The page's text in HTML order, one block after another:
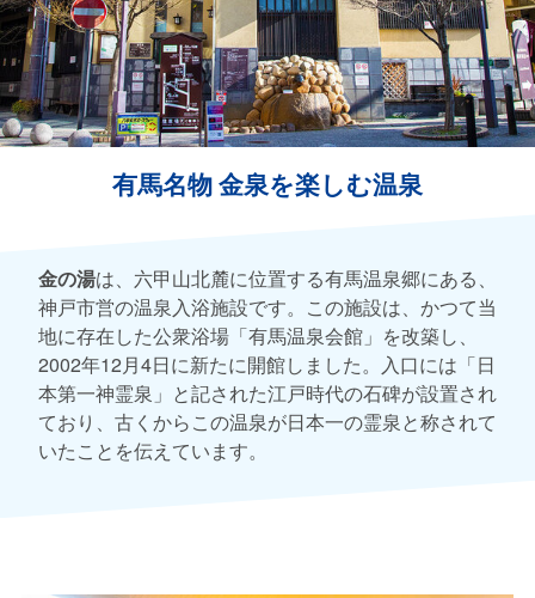
有馬名物 金泉を楽しむ温泉
金の湯は、六甲山北麓に位置する有馬温泉郷にある、
神戸市営の温泉入浴施設です。この施設は、かつて当
地に存在した公衆浴場「有馬温泉会館」を改築し、
2002年12月4日に新たに開館しました。入口には「日
本第一神霊泉」と記された江戸時代の石碑が設置され
ており、古くからこの温泉が日本一の霊泉と称されて
いたことを伝えています。